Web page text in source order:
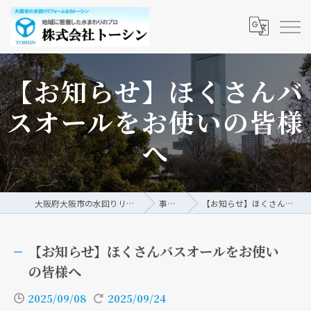
【お知らせ】ほくさんバ
スオールをお使いの皆様
へ
大阪府大阪市の水回りリフォームなら株式会社トーシン 事例/ブログ 【お知らせ】ほくさんバスオールをお使いの皆様へ
【お知らせ】ほくさんバスオールをお使い
の皆様へ
2025/09/08 2025/09/24